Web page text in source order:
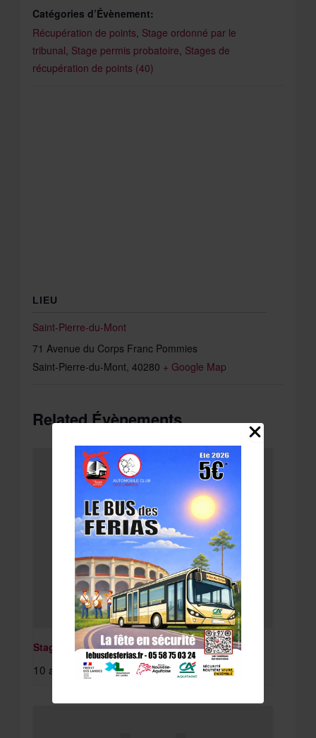
Catégories d’Évènement:
Récupération de points Stage ordonné par le
tribunal Stage permis probatoire Stages de
récupération de points (40)
LIEU
Saint-Pierre-du-Mont
71 Avenue du Corps Franc Pommies
Saint-Pierre-du-Mont 40280 + Google Map
Related Évènements
Stage St Paul Lès Dax
10 août à 8:15 am-11 août à 4:30 pm